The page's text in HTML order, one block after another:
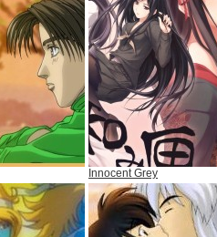
Innocent Grey